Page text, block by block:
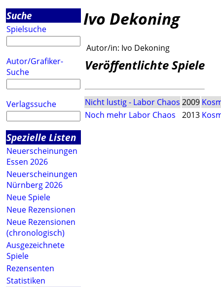
Suche
Spielsuche
Autor/Grafiker-
Suche
Verlagssuche
Spezielle Listen
Neuerscheinungen
Essen 2026
Neuerscheinungen
Nürnberg 2026
Neue Spiele
Neue Rezensionen
Neue Rezensionen
(chronologisch)
Ausgezeichnete
Spiele
Rezensenten
Statistiken
Ivo Dekoning
Autor/in: Ivo Dekoning
Veröffentlichte Spiele
Nicht lustig - Labor Chaos 2009
Noch mehr Labor Chaos
2013